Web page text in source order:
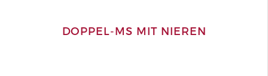
DOPPEL-MS MIT NIEREN